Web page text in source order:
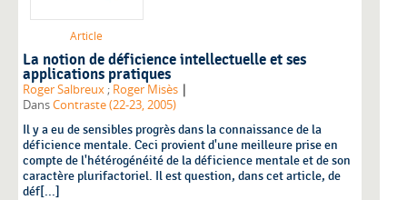
Article
La notion de déficience intellectuelle et ses
applications pratiques
Roger Salbreux ; Roger Misès |
DansContraste (22-23, 2005)
Il y a eu de sensibles progrès dans la connaissance de la
déficience mentale. Ceci provient d'une meilleure prise en
compte de l'hétérogénéité de la déficience mentale et de son
caractère plurifactoriel. Il est question, dans cet article, de
déf[...]